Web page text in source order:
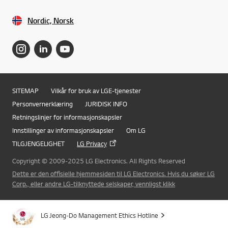
Nordic, Norsk
SITEMAP
Vilkår for bruk av LGE-tjenester
Personvernerklæring
JURIDISK INFO
Retningslinjer for informasjonskapsler
Innstillinger av informasjonskapsler
Om LG
TILGJENGELIGHET
LG Privacy
Copyright © 2009-2025 LG Electronics. All Rights Reserved
Dette er den offisielle hjemmesiden til LG Electronics. Hvis du søker LG
Corp., eller andre LG-tilknyttede selskaper, vennligst klikk
LG Jeong-Do Management Ethics Hotline
Online Chat